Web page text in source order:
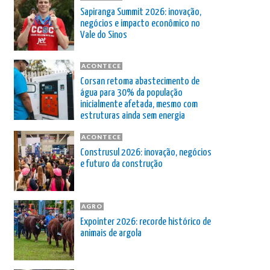
Sapiranga Summit 2026: inovação,
negócios e impacto econômico no
Vale do Sinos
ACONTECE
Corsan retoma abastecimento de
água para 30% da população
inicialmente afetada, mesmo com
estruturas ainda sem energia
ACONTECE
Construsul 2026: inovação, negócios
e futuro da construção
AGRO
Expointer 2026: recorde histórico de
animais de argola